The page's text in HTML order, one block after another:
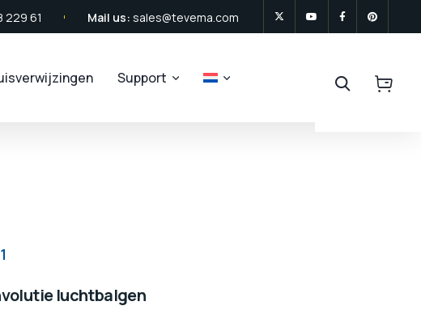
229 61 Mail us: sales@tevema.com
Support
luchtbalgen